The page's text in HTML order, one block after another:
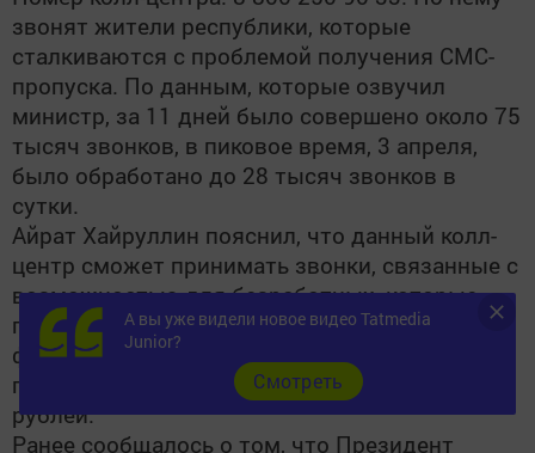
звонят жители республики, которые
сталкиваются с проблемой получения СМС-
пропуска. По данным, которые озвучил
министр, за 11 дней было совершено около 75
тысяч звонков, в пиковое время, 3 апреля,
было обработано до 28 тысяч звонков в
сутки.
Айрат Хайруллин пояснил, что данный колл-
центр сможет принимать звонки, связанные с
возможностью для безработных, которые
потеряли работу, зарегистрироваться на
федеральном портале и получить
положенные субсидии в объеме 12 тысяч
рублей.
Ранее сообщалось о том, что Президент
А вы уже видели новое видео Tatmedia
Junior?
Cмотреть